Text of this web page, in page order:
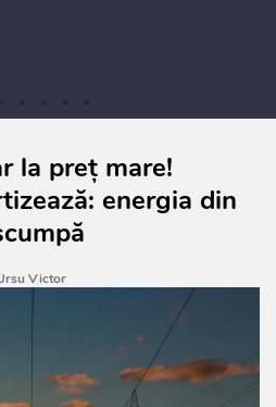
la preț mare!
energia din
Victor